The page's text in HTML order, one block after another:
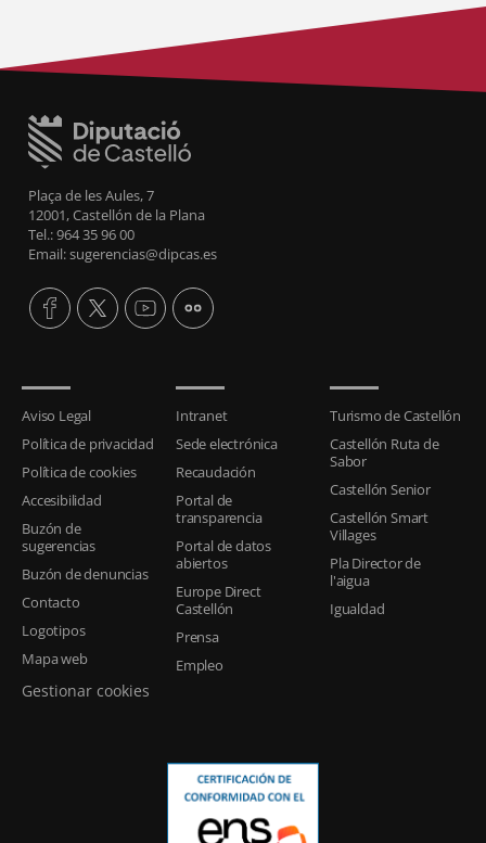
Plaça de les Aules, 7
12001, Castellón de la Plana
Tel.: 964 35 96 00
Email: sugerencias@dipcas.es
Aviso Legal
Política de privacidad
Política de cookies
Accesibilidad
Buzón de
sugerencias
Buzón de denuncias
Contacto
Logotipos
Mapa web
Gestionar cookies
Intranet
Sede electrónica
Recaudación
Portal de
transparencia
Portal de datos
abiertos
Europe Direct
Castellón
Prensa
Empleo
Turismo de Castellón
Castellón Ruta de
Sabor
Castellón Senior
Castellón Smart
Villages
Pla Director de
l'aigua
Igualdad